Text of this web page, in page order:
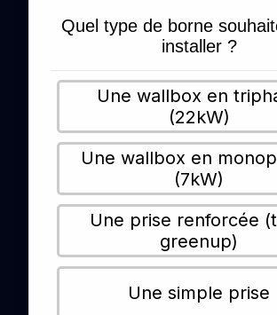
Quel type de borne
installer ?
Une wallbox en
(22kW)
Une wallbox en
(7kW)
Une prise renforcée
greenup)
Une simple prise